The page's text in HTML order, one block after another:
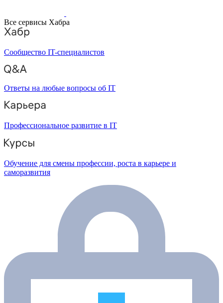
Все сервисы Хабра
Сообщество IT-специалистов
Ответы на любые вопросы об IT
Профессиональное развитие в IT
Обучение для смены профессии, роста в карьере и
саморазвития